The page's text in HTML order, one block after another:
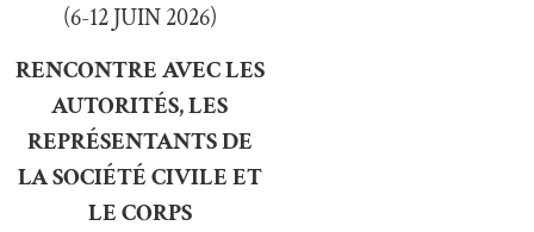
(6-12 JUIN 2026)
RENCONTRE AVEC LES
AUTORITÉS, LES
REPRÉSENTANTS DE
LA SOCIÉTÉ CIVILE ET
LE CORPS